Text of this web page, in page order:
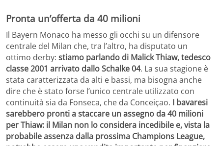
Pronta un’offerta da 40 milioni
Il Bayern Monaco ha messo gli occhi su un difensore
centrale del Milan che, tra l’altro, ha disputato un
ottimo derby: stiamo parlando di Malick Thiaw, tedesco
classe 2001 arrivato dallo Schalke 04. La sua stagione è
stata caratterizzata da alti e bassi, ma bisogna anche
dire che è stato forse l’unico centrale utilizzato con
continuità sia da Fonseca, che da Conceiçao. I bavaresi
sarebbero pronti a staccare un assegno da 40 milioni
per Thiaw: il Milan non lo considera incedibile e, vista la
probabile assenza dalla prossima Champions League,